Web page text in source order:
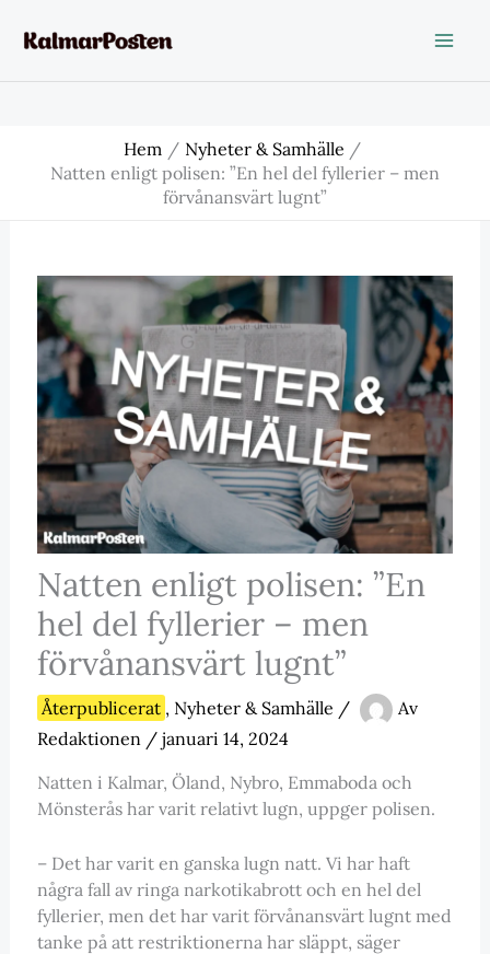
Hem
Nyheter & Samhälle
Natten enligt polisen: ”En hel del fyllerier – men
förvånansvärt lugnt”
Natten enligt polisen: ”En
hel del fyllerier – men
förvånansvärt lugnt”
Återpublicerat , Nyheter & Samhälle /
Av
Redaktionen / januari 14, 2024
Natten i Kalmar, Öland, Nybro, Emmaboda och
Mönsterås har varit relativt lugn, uppger polisen.
– Det har varit en ganska lugn natt. Vi har haft
några fall av ringa narkotikabrott och en hel del
fyllerier, men det har varit förvånansvärt lugnt med
tanke på att restriktionerna har släppt, säger